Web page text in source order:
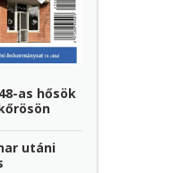
as hősök
utáni